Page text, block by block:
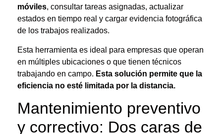
móviles, consultar tareas asignadas, actualizar
estados en tiempo real y cargar evidencia fotográfica
de los trabajos realizados.
Esta herramienta es ideal para empresas que operan
en múltiples ubicaciones o que tienen técnicos
trabajando en campo. Esta solución permite que la
eficiencia no esté limitada por la distancia.
Mantenimiento preventivo
y correctivo: Dos caras de